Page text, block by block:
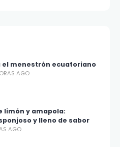
el menestrón ecuatoriano
AGO
limón y amapola:
y lleno de sabor
AGO